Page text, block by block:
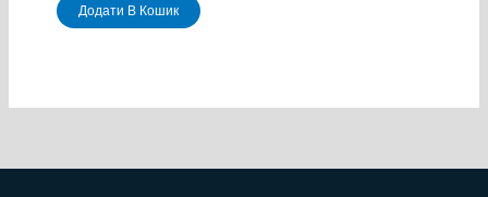
Додати В Кошик